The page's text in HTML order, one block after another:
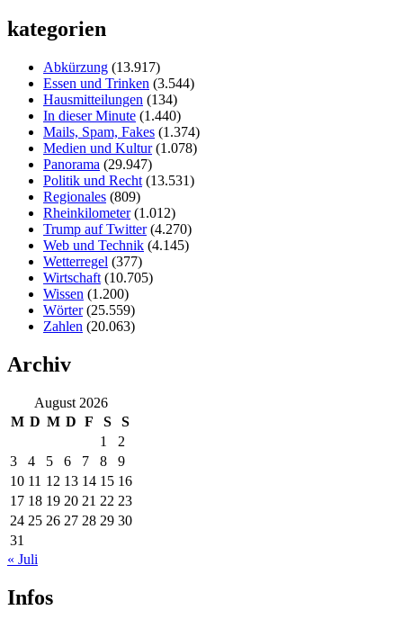
kategorien
Abkürzung (13.917)
Essen und Trinken (3.544)
Hausmitteilungen (134)
In dieser Minute (1.440)
Mails, Spam, Fakes (1.374)
Medien und Kultur(1.078)
Panorama (29.947)
Politik und Recht (13.531)
Regionales (809)
Rheinkilometer(1.012)
Trump auf Twitter(4.270)
Web und Technik (4.145)
Wetterregel (377)
Wirtschaft (10.705)
Wissen (1.200)
Wörter(25.559)
Zahlen (20.063)
Archiv
August 2026
M D M D F S
S
1
2
3
4 5 6 7 8
9
10 11 12 13 14 15 16
17 18 19 20 21 22 23
24 25 26 27 28 29 30
31
« Juli
Infos